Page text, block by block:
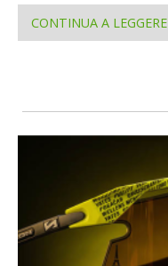
CONTINUA A LEGGERE